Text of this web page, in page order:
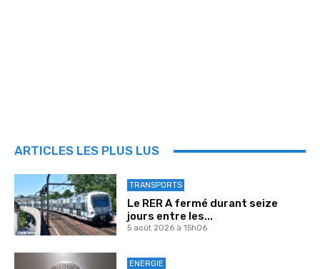
ARTICLES LES PLUS LUS
TRANSPORTS
Le RER A fermé durant seize
jours entre les...
5 août 2026 à 15h06
ENERGIE